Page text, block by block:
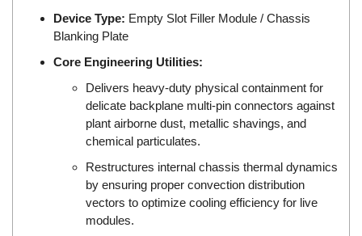
Dynisco
E+E ELEKTRONIK
Device Type: Empty Slot Filler Module / Chassis
Blanking Plate
Core Engineering Utilities:
Delivers heavy-duty physical containment for
delicate backplane multi-pin connectors against
plant airborne dust, metallic shavings, and
chemical particulates.
Restructures internal chassis thermal dynamics
by ensuring proper convection distribution
vectors to optimize cooling efficiency for live
modules.